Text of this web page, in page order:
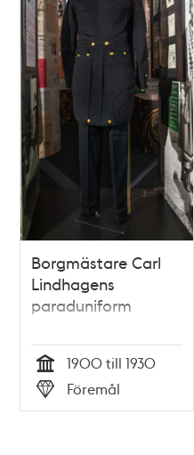
Borgmästare Carl
Lindhagens
paraduniform
Tid
1900 till 1930
Typ
Föremål